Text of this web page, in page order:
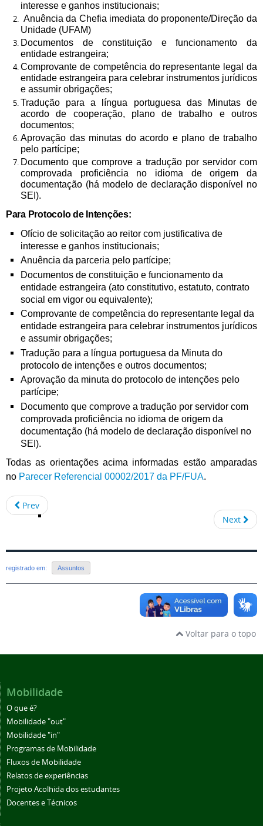
interesse e ganhos institucionais;
Anuência da Chefia imediata do proponente/Direção da
Unidade (UFAM)
Documentos de constituição e funcionamento da
entidade estrangeira;
Comprovante de competência do representante legal da
entidade estrangeira para celebrar instrumentos jurídicos
e assumir obrigações;
Tradução para a língua portuguesa das Minutas de
acordo de cooperação, plano de trabalho e outros
documentos;
Aprovação das minutas do acordo e plano de trabalho
pelo partícipe;
Documento que comprove a tradução por servidor com
comprovada proficiência no idioma de origem da
documentação (há modelo de declaração disponível no
SEI).
Para Protocolo de Intenções:
Ofício de solicitação ao reitor com justificativa de
interesse e ganhos institucionais;
Anuência da parceria pelo partícipe;
Documentos de constituição e funcionamento da
entidade estrangeira (ato constitutivo, estatuto, contrato
social em vigor ou equivalente);
Comprovante de competência do representante legal da
entidade estrangeira para celebrar instrumentos jurídicos
e assumir obrigações;
Tradução para a língua portuguesa da Minuta do
protocolo de intenções e outros documentos;
Aprovação da minuta do protocolo de intenções pelo
partícipe;
Documento que comprove a tradução por servidor com
comprovada proficiência no idioma de origem da
documentação (há modelo de declaração disponível no
SEI).
Todas as orientações acima informadas estão amparadas
no Parecer Referencial 00002/2017 da PF/FUA.
Prev
Next
registrado em: Assuntos
Voltar para o topo
Mobilidade
O que é?
Mobilidade "out"
Mobilidade "in"
Programas de Mobilidade
Fluxos de Mobilidade
Relatos de experiências
Projeto Acolhida dos estudantes
Docentes e Técnicos